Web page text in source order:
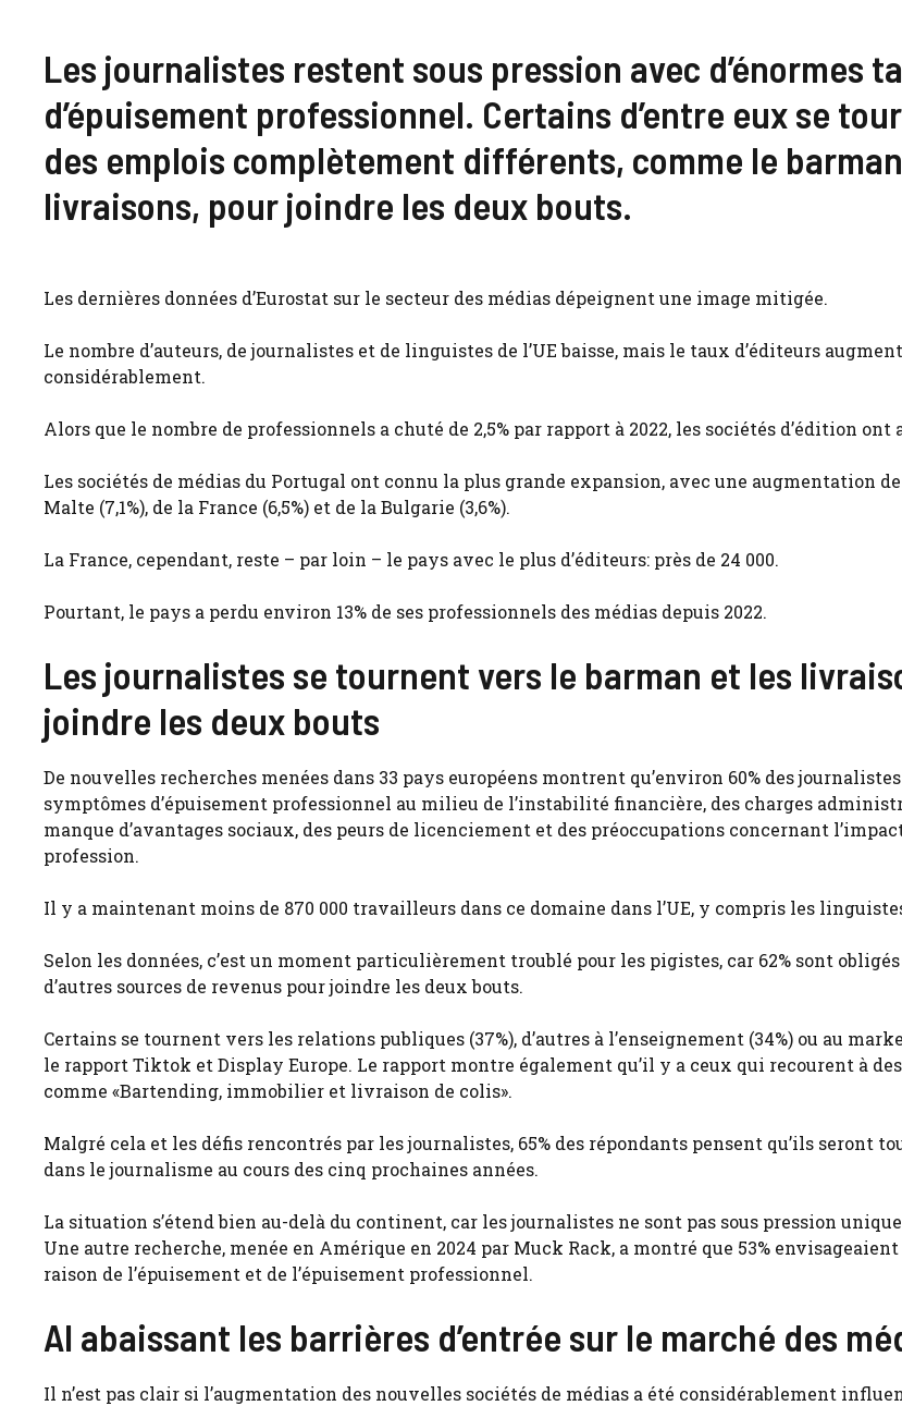
Les journalistes restent sous pression avec d’énormes
d’épuisement professionnel. Certains d’entre eux se
des emplois complètement différents, comme le
livraisons, pour joindre les deux bouts.
Les dernières données d’Eurostat sur le secteur des médias dépeignent une image mitigée.
Le nombre d’auteurs, de journalistes et de linguistes de l’UE baisse, mais le taux d’éditeurs
considérablement.
Alors que le nombre de professionnels a chuté de 2,5% par rapport à 2022, les sociétés d’édition ont
Les sociétés de médias du Portugal ont connu la plus grande expansion, avec une augmentation de
Malte (7,1%), de la France (6,5%) et de la Bulgarie (3,6%).
La France, cependant, reste – par loin – le pays avec le plus d’éditeurs: près de 24 000.
Pourtant, le pays a perdu environ 13% de ses professionnels des médias depuis 2022.
Les journalistes se tournent vers le barman et les
joindre les deux bouts
De nouvelles recherches menées dans 33 pays européens montrent qu’environ 60% des
symptômes d’épuisement professionnel au milieu de l’instabilité financière, des charges
manque d’avantages sociaux, des peurs de licenciement et des préoccupations concernant
profession.
Il y a maintenant moins de 870 000 travailleurs dans ce domaine dans l’UE, y compris les
Selon les données, c’est un moment particulièrement troublé pour les pigistes, car 62% sont
d’autres sources de revenus pour joindre les deux bouts.
Certains se tournent vers les relations publiques (37%), d’autres à l’enseignement (34%) ou au
le rapport Tiktok et Display Europe. Le rapport montre également qu’il y a ceux qui recourent à
comme «Bartending, immobilier et livraison de colis».
Malgré cela et les défis rencontrés par les journalistes, 65% des répondants pensent qu’ils seront
dans le journalisme au cours des cinq prochaines années.
La situation s’étend bien au-delà du continent, car les journalistes ne sont pas sous pression
Une autre recherche, menée en Amérique en 2024 par Muck Rack, a montré que 53%
raison de l’épuisement et de l’épuisement professionnel.
AI abaissant les barrières d’entrée sur le marché des
Il n’est pas clair si l’augmentation des nouvelles sociétés de médias a été considérablement